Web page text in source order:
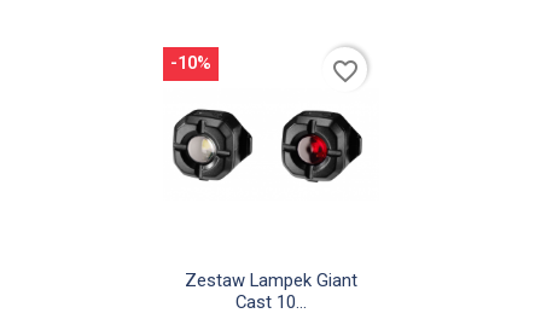
Szybki podgląd
Zestaw Lampek Giant
Cast 10...
-10% favorite_border